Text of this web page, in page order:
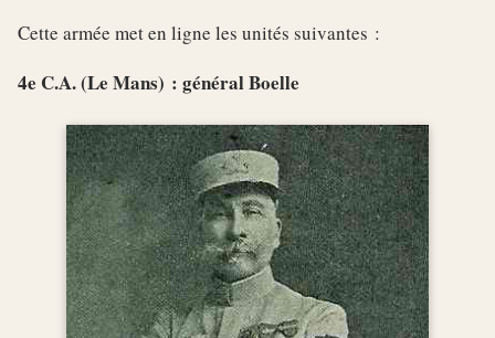
Cette armée met en ligne les unités suivantes :
4e C.A. (Le Mans) : général Boelle